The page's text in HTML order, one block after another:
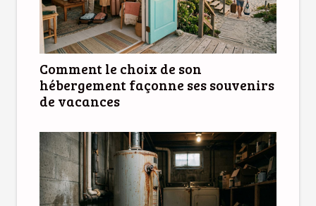
Comment le choix de son
hébergement façonne ses souvenirs
de vacances